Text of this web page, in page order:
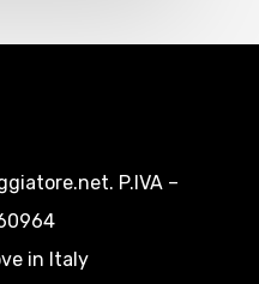
P.IVA –
in Italy